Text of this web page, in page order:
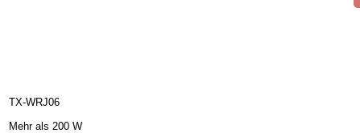
TX-WRJ06
Mehr als 200 W